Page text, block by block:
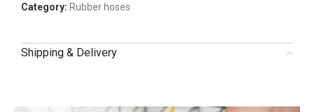
Category: Rubber hoses
Shipping & Delivery